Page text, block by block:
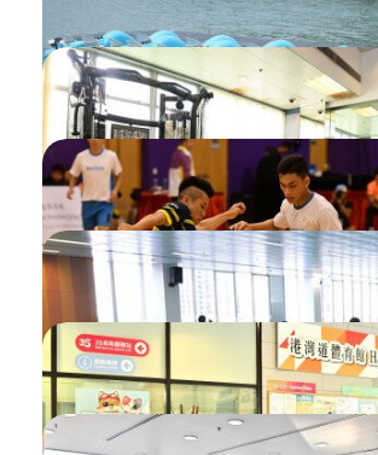
申請游泳池智能卡
設置信息提示
使用「智方便」登入
查看違規紀錄
查看抽籤結果